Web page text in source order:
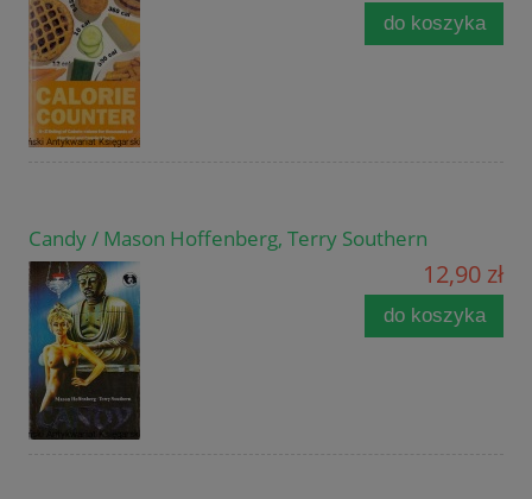
do koszyka
Candy / Mason Hoffenberg, Terry Southern
12,90 zł
do koszyka